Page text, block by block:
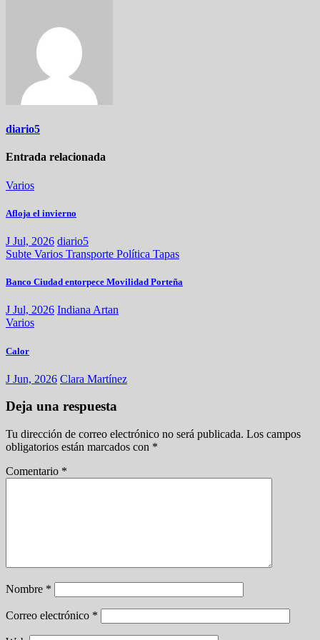
diario5
Entrada relacionada
Varios
Afloja el invierno
J Jul, 2026 diario5
Subte Varios Transporte Política Tapas
Banco Ciudad entorpece Movilidad Porteña
J Jul, 2026 Indiana Artan
Varios
Calor
J Jun, 2026 Clara Martínez
Deja una respuesta
Tu dirección de correo electrónico no será publicada. Los campos
obligatorios están marcados con *
Comentario *
Nombre *
Correo electrónico *